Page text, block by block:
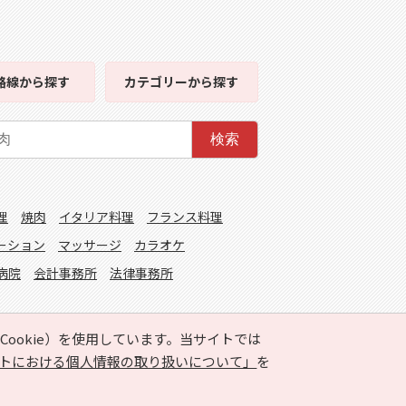
）を使用しています。当サイトでは
における個人情報の取り扱いについて」 を
線から探す カテゴリーから探す
検索
焼肉 イタリア料理
フランス料理
ション マッサージ
カラオケ
院 会計事務所 法律事務所